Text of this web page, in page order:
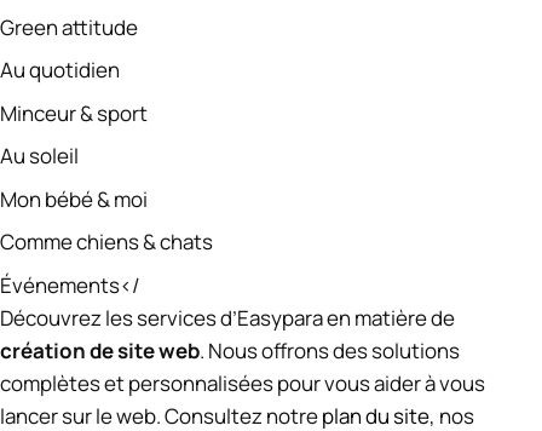
Green attitude
Au quotidien
Minceur & sport
Au soleil
Mon bébé & moi
Comme chiens & chats
Événements</
Découvrez les services d’Easypara en matière de
création de site web. Nous offrons des solutions
complètes et personnalisées pour vous aider à vous
lancer sur le web. Consultez notreplan du site, nos